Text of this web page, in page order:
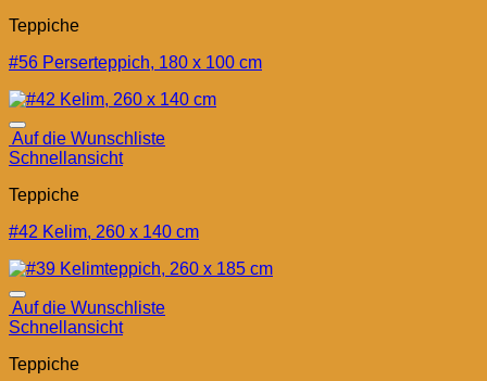
Teppiche
#56 Perserteppich, 180 x 100 cm
Auf die Wunschliste
Schnellansicht
Teppiche
#42 Kelim, 260 x 140 cm
Auf die Wunschliste
Schnellansicht
Teppiche